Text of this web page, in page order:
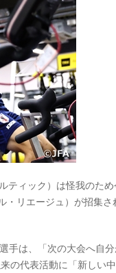
ティック）は怪我のため
リエージュ）が招集さ
手は、「次の大会へ自
の代表活動に「新しい